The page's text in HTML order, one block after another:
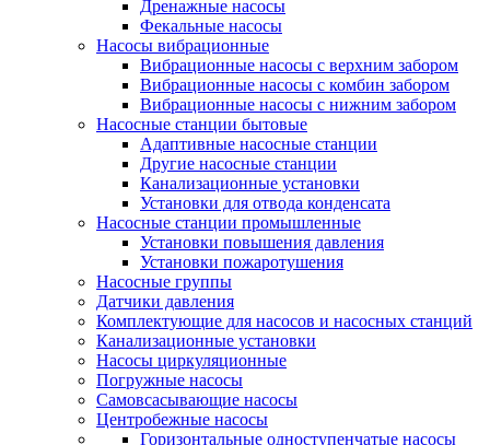
Дренажные насосы
Фекальные насосы
Насосы вибрационные
Вибрационные насосы с верхним забором
Вибрационные насосы с комбин забором
Вибрационные насосы с нижним забором
Насосные станции бытовые
Адаптивные насосные станции
Другие насосные станции
Канализационные установки
Установки для отвода конденсата
Насосные станции промышленные
Установки повышения давления
Установки пожаротушения
Насосные группы
Датчики давления
Комплектующие для насосов и насосных станций
Канализационные установки
Насосы циркуляционные
Погружные насосы
Самовсасывающие насосы
Центробежные насосы
Горизонтальные одноступенчатые насосы